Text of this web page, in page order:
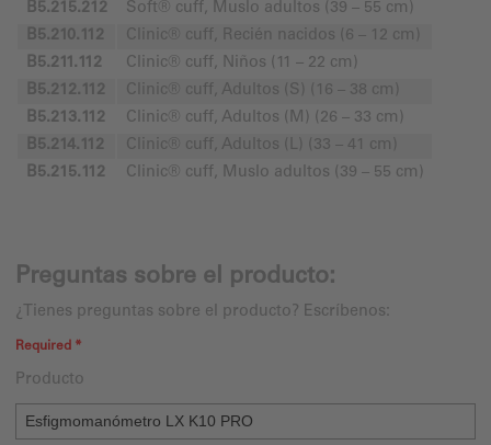
B5.215.212
Soft® cuff, Muslo adultos (39 – 55 cm)
B5.210.112
Clinic® cuff, Recién nacidos (6 – 12 cm)
B5.211.112
Clinic® cuff, Niños (11 – 22 cm)
B5.212.112
Clinic® cuff, Adultos (S) (16 – 38 cm)
B5.213.112
Clinic® cuff, Adultos (M) (26 – 33 cm)
B5.214.112
Clinic® cuff, Adultos (L) (33 – 41 cm)
B5.215.112
Clinic® cuff, Muslo adultos (39 – 55 cm)
Preguntas sobre el producto:
¿Tienes preguntas sobre el producto? Escríbenos:
Required *
Producto